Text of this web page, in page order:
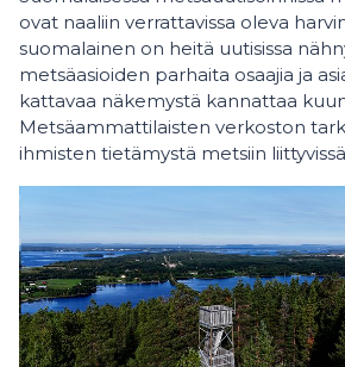
ovat naaliin verrattavissa oleva
suomalainen on heitä uutisissa
metsäasioiden parhaita osaajia ja
kattavaa näkemystä kannattaa
Metsäammattilaisten verkoston
ihmisten tietämystä metsiin